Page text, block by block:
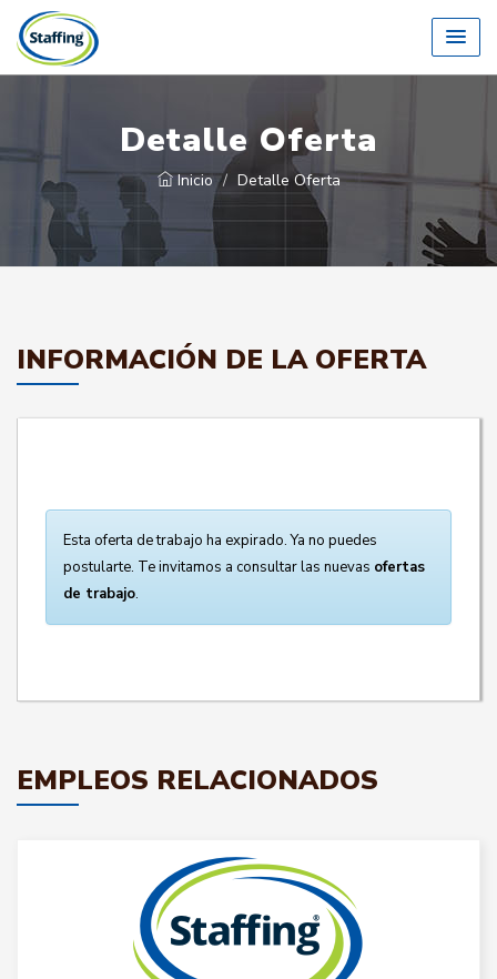
Detalle Oferta
Inicio Detalle Oferta
INFORMACIÓN DE LA OFERTA
Esta oferta de trabajo ha expirado. Ya no puedes
postularte. Te invitamos a consultar las nuevas ofertas
de trabajo.
EMPLEOS RELACIONADOS